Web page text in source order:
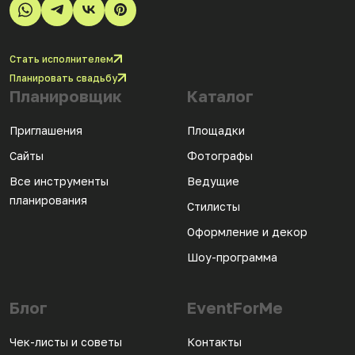
Стать исполнителем
Планировать свадьбу
Планировщик
Приглашения
Сайты
Все инструменты
планирования
Каталог
Площадки
Фотографы
Ведущие
Стилисты
Оформление и декор
Шоу-программа
Блог
Чек-листы и советы
EventForMe
Контакты